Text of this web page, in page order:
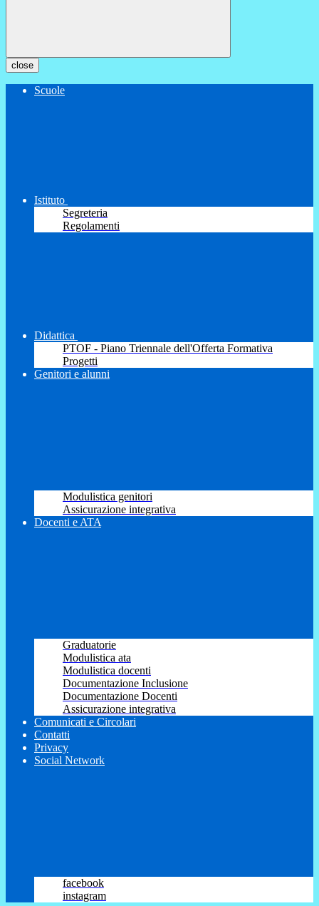
close
Scuole
Istituto
Segreteria
Regolamenti
Didattica
PTOF - Piano Triennale dell'Offerta Formativa
Progetti
Genitori e alunni
Modulistica genitori
Assicurazione integrativa
Docenti e ATA
Graduatorie
Modulistica ata
Modulistica docenti
Documentazione Inclusione
Documentazione Docenti
Assicurazione integrativa
Comunicati e Circolari
Contatti
Privacy
Social Network
facebook
instagram